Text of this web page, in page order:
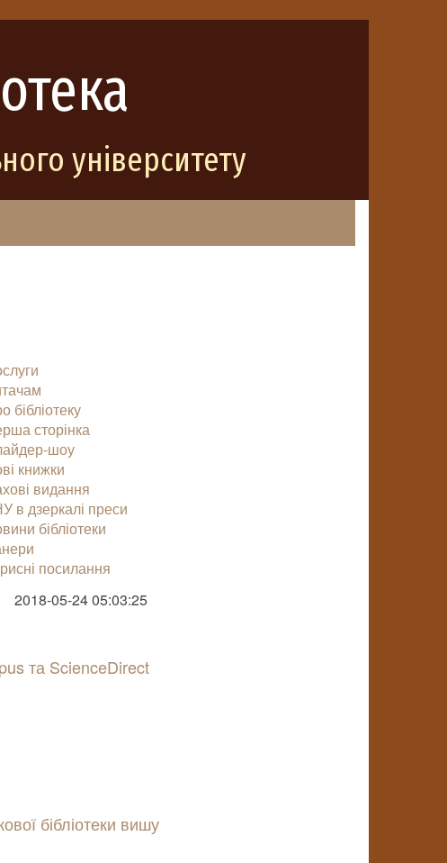
університету
бібліотеку
сторінка
шоу
книжки
видання
в дзеркалі преси
бібліотеки
посилання
2018-05-24 05:03:25
та ScienceDirect
бібліотеки вишу